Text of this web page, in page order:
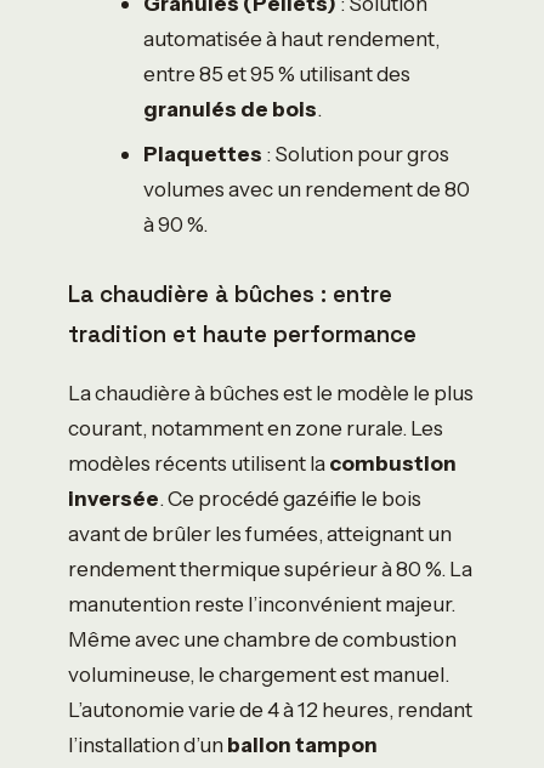
automatisée à haut rendement,
entre 85 et 95 % utilisant des
granulés de bois.
Plaquettes : Solution pour gros
volumes avec un rendement de 80
à 90 %.
La chaudière à bûches : entre
tradition et haute performance
La chaudière à bûches est le modèle le plus
courant, notamment en zone rurale. Les
modèles récents utilisent lacombustion
inversée. Ce procédé gazéifie le bois
avant de brûler les fumées, atteignant un
rendement thermique supérieur à 80 %. La
manutention reste l’inconvénient majeur.
Même avec une chambre de combustion
volumineuse, le chargement est manuel.
L’autonomie varie de 4 à 12 heures, rendant
l’installation d’unballon tampon